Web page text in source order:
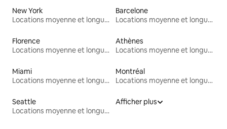
New York
Locations moyenne et longue durée
Barcelone
Locations moyenne et longue durée
Florence
Locations moyenne et longue durée
Athènes
Locations moyenne et longue durée
Miami
Locations moyenne et longue durée
Montréal
Locations moyenne et longue durée
Seattle
Locations moyenne et longue durée
Afficher plus